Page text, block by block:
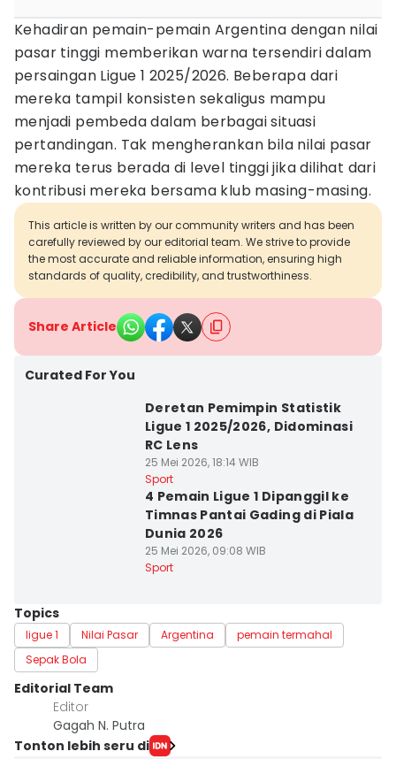
Kehadiran pemain-pemain Argentina dengan nilai
pasar tinggi memberikan warna tersendiri dalam
persaingan Ligue 1 2025/2026. Beberapa dari
mereka tampil konsisten sekaligus mampu
menjadi pembeda dalam berbagai situasi
pertandingan. Tak mengherankan bila nilai pasar
mereka terus berada di level tinggi jika dilihat dari
kontribusi mereka bersama klub masing-masing.
This article is written by our community writers and has been
carefully reviewed by our editorial team. We strive to provide
the most accurate and reliable information, ensuring high
standards of quality, credibility, and trustworthiness.
Share Article
Curated For You
Deretan Pemimpin Statistik
Ligue 1 2025/2026, Didominasi
RC Lens
25 Mei 2026, 18:14 WIB
Sport
4 Pemain Ligue 1 Dipanggil ke
Timnas Pantai Gading di Piala
Dunia 2026
25 Mei 2026, 09:08 WIB
Sport
Topics
ligue 1 Nilai Pasar Argentina
pemain termahal
Sepak Bola
Editorial Team
Editor
Gagah N. Putra
Tonton lebih seru di